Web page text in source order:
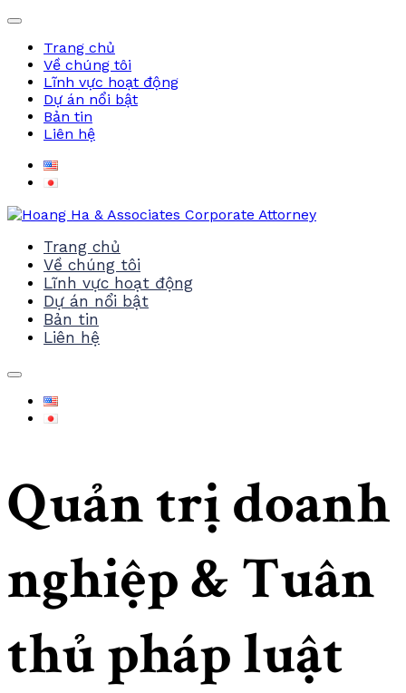
Trang chủ
Về chúng tôi
Lĩnh vực hoạt động
Dự án nổi bật
Bản tin
Liên hệ
Trang chủ
Về chúng tôi
Lĩnh vực hoạt động
Dự án nổi bật
Bản tin
Liên hệ
Quản trị doanh
nghiệp & Tuân
thủ pháp luật